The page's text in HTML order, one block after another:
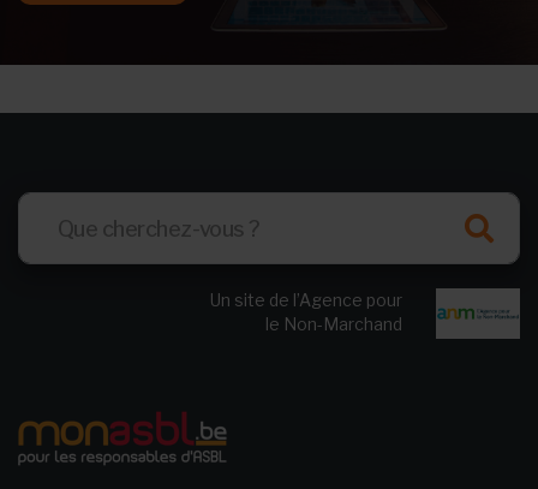
Un site de l’Agence pour
le Non-Marchand